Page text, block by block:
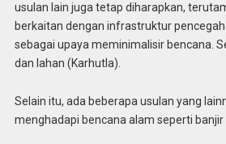
usulan lain juga tetap diharapkan,
berkaitan dengan infrastruktur
sebagai upaya meminimalisir bencana.
dan lahan (Karhutla).
Selain itu, ada beberapa usulan yang
menghadapi bencana alam seperti banjir